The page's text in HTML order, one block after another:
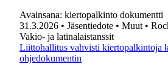
Avainsana: kiertopalkinto dokumentti
31.3.2026 • Jäsentiedote • Muut •
Vakio- ja latinalaistanssit
Liittohallitus vahvisti kiertopalkintoja
ohjedokumentin